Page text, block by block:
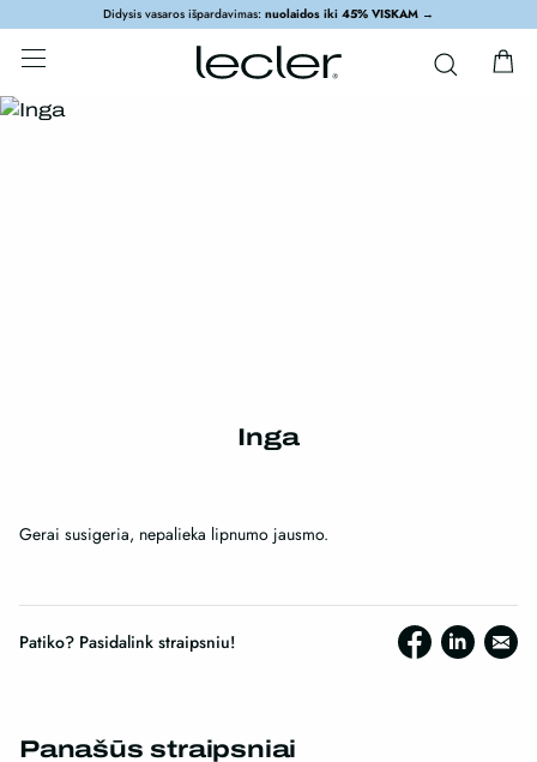
Didysis vasaros išpardavimas: nuolaidos iki 45% VISKAM →
Inga
Gerai susigeria, nepalieka lipnumo jausmo.
Patiko? Pasidalink straipsniu!
Panašūs straipsniai